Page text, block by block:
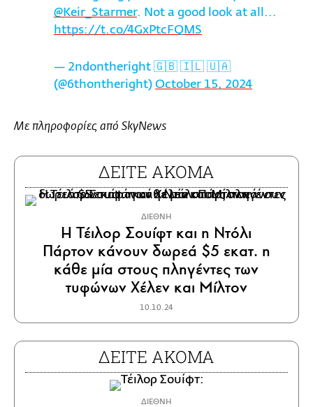
@Keir_Starmer. Not a good look at all...
https://t.co/4GxPtcFQMS
— 2ndontheright 🇬🇧 🇮🇱 🇺🇦
(@6thontheright) October 15, 2024
Με πληροφορίες από SkyNews
ΔΕΙΤΕ ΑΚΟΜΑ
ΔΙΕΘΝΗ
Η Τέιλορ Σουίφτ και η Ντόλι
Πάρτον κάνουν δωρεά $5 εκατ. η
κάθε μία στους πληγέντες των
τυφώνων Χέλεν και Μίλτον
10.10.24
ΔΕΙΤΕ ΑΚΟΜΑ
ΔΙΕΘΝΗ